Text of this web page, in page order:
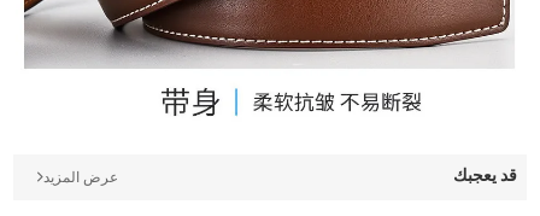
قد يعجبك عرض المزيد